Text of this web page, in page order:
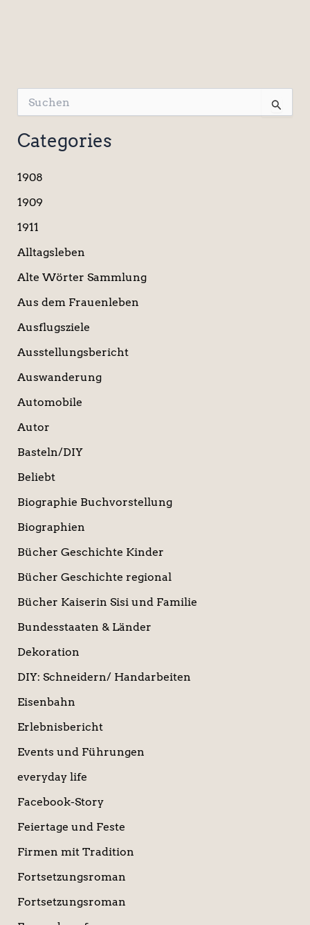
u
c
h
n
a
h
Categories
1908
1909
1911
Alltagsleben
Alte Wörter Sammlung
Aus dem Frauenleben
Ausflugsziele
Ausstellungsbericht
Auswanderung
Automobile
Autor
Basteln/DIY
Beliebt
Biographie Buchvorstellung
Biographien
Bücher Geschichte Kinder
Bücher Geschichte regional
Bücher Kaiserin Sisi und Familie
Bundesstaaten & Länder
Dekoration
DIY: Schneidern/ Handarbeiten
Eisenbahn
Erlebnisbericht
Events und Führungen
everyday life
Facebook-Story
Feiertage und Feste
Firmen mit Tradition
Fortsetzungsroman
Fortsetzungsroman